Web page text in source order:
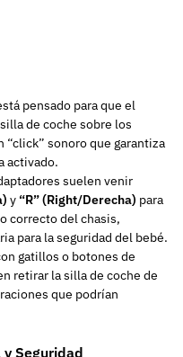
pensado para que el
de coche sobre los
“click” sonoro que garantiza
activado.
suelen venir
y “R” (Right/Derecha) para
correcto del chasis,
para la seguridad del bebé.
gatillos o botones de
retirar la silla de coche de
que podrían
Seguridad